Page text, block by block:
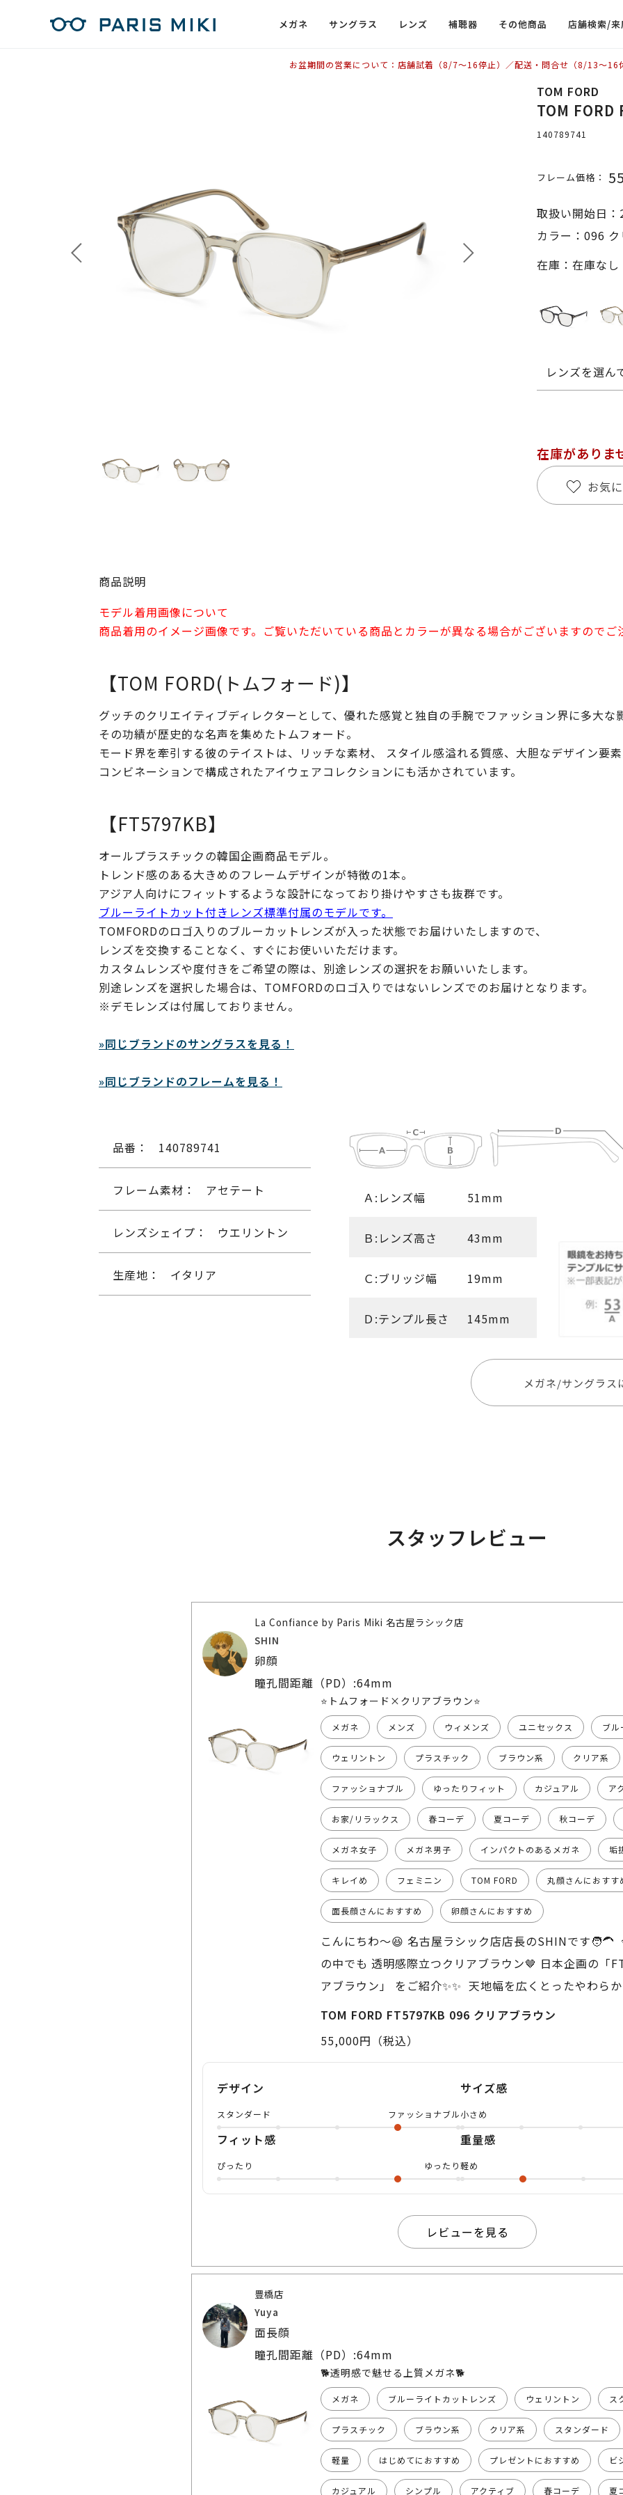
メガネ サングラス レンズ 補聴器 その他商品 店舗検索/
お盆期間の営業について：店舗試着（8/7〜16停止）／配送・問合せ（8/13〜16
TOM FORD
TOM FORD
140789741
フレーム価格：
取扱い開始日
カラー：096
在庫：在庫なし
レンズを選ん
在庫がありま
お気
商品説明
モデル着用画像について
商品着用のイメージ画像です。ご覧いただいている商品とカラーが異なる場合がございますのでご
【TOM FORD(トムフォード)】
グッチのクリエイティブディレクターとして、優れた感覚と独自の手腕でファッション界に多大な
その功績が歴史的な名声を集めたトムフォード。
モード界を牽引する彼のテイストは、リッチな素材、 スタイル感溢れる質感、大胆なデザイン要
コンビネーションで構成されたアイウェアコレクションにも活かされています。
【FT5797KB】
オールプラスチックの韓国企画商品モデル。
トレンド感のある大きめのフレームデザインが特徴の1本。
アジア人向けにフィットするような設計になっており掛けやすさも抜群です。
ブルーライトカット付きレンズ標準付属のモデルです。
TOMFORDのロゴ入りのブルーカットレンズが入った状態でお届けいたしますので、
レンズを交換することなく、すぐにお使いいただけます。
カスタムレンズや度付きをご希望の際は、別途レンズの選択をお願いいたします。
別途レンズを選択した場合は、TOMFORDのロゴ入りではないレンズでのお届けとなります。
※デモレンズは付属しておりません。
»同じブランドのサングラスを見る！
»同じブランドのフレームを見る！
品番： 140789741
フレーム素材： アセテート
レンズシェイプ： ウエリントン
生産地： イタリア
Ａ:レンズ幅 51mm
Ｂ:レンズ高さ 43mm
Ｃ:ブリッジ幅 19mm
Ｄ:テンプル長さ 145mm
メガネ/サングラス
スタッフレビュー
La Confiance by Paris Miki 名古屋ラシック店
SHIN
卵顔
瞳孔間距離（PD）:64mm
⭐️トムフォード×クリアブラウン⭐️
メガネ メンズ ウィメンズ ユニセックス ブル
ウェリントン プラスチック ブラウン系 クリア系
ファッショナブル ゆったりフィット カジュアル ア
お家/リラックス 春コーデ 夏コーデ 秋コーデ
メガネ女子 メガネ男子 インパクトのあるメガネ 垢
キレイめ フェミニン TOM FORD 丸顔さんにおすす
面長顔さんにおすすめ 卵顔さんにおすすめ
こんにちわ〜😆 名古屋ラシック店店長のSHINです🧑‍🦱
の中でも 透明感際立つクリアブラウン🤎 日本企画の「
アブラウン」 をご紹介✨✨ 天地幅を広くとったやわら
ズ感とフィット感はゆったり仕様です🙆🏻 とにかくこ
とは違うトムフォードを掛けたい方」 にはドンピシャ
かなりいいですよ👍🏻 そして、トムフォードのフレーム
ロゴ入りのブルーライトカットレンズが 標準装備され
換しなくてもそのまますぐに ダテメガネとして使える
んですっ🥹 度を入れても…ダテメガネでも… めちゃく
❗️ そして、醸し出されるラグジュアリー感💎💎 名古屋
頭にて お試しになってみて下さいねっ🐶
TOM FORD FT5797KB 096 クリアブラウン
55,000円（税込）
デザイン
スタンダード ファッショナブル
サイズ感
小さめ
フィット感
ぴったり ゆったり
重量感
軽め
レビューを見る
豊橋店
Yuya
面長顔
瞳孔間距離（PD）:64mm
🐕透明感で魅せる上質メガネ🐕
メガネ ブルーライトカットレンズ ウェリントン ス
プラスチック ブラウン系 クリア系 スタンダード
軽量 はじめてにおすすめ プレゼントにおすすめ ビ
カジュアル シンプル アクティブ 春コーデ 夏